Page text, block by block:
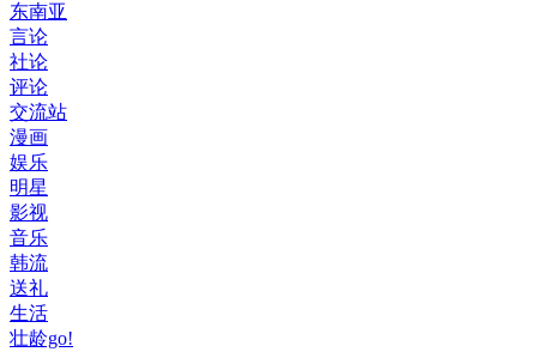
东南亚
言论
社论
评论
交流站
漫画
娱乐
明星
影视
音乐
韩流
送礼
生活
壮龄go!